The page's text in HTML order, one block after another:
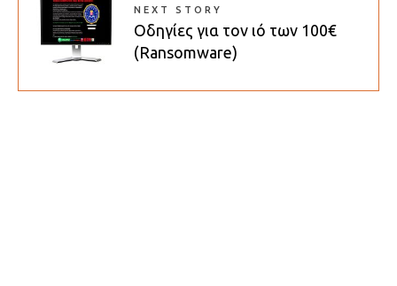
NEXT STORY
Οδηγίες για τον ιό των 100€
(Ransomware)